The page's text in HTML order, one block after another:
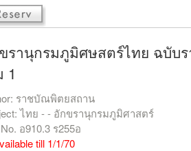
รานุกรมภูมิศษสตร์ไทย ฉบั
1
ราชบัณพิตยสถาน
ไทย - - อักขรานุกรมภูมิศาสตร์
อ910.3 ร255อ
till 1/1/70